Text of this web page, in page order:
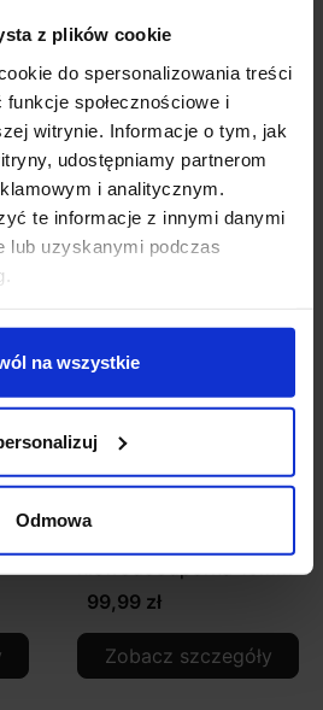
z plików cookie
do spersonalizowania treści
społecznościowe i
witrynie. Informacje o tym, jak
udostępniamy partnerom
i analitycznym.
te informacje z innymi danymi
lub uzyskanymi podczas
na wszystkie
Odmowa
Sterownik radiowy do
taśm LED RGB RF6-T
177,99 zł
Zobacz szczegóły
Taśma LED RGB 150
99,99 zł
Zobacz szczegóły